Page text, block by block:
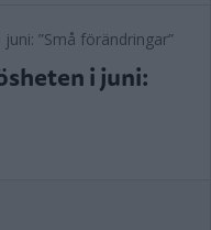
i juni: